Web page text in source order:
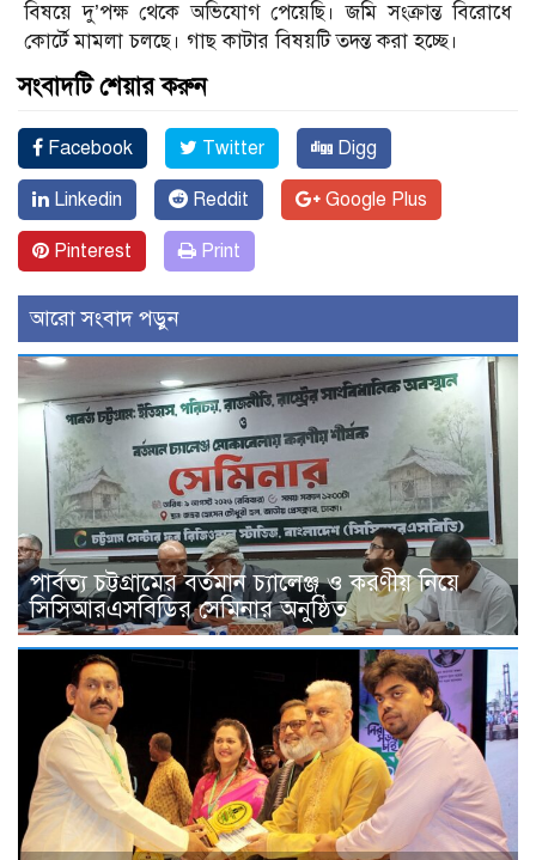
বিষয়ে দু’পক্ষ থেকে অভিযোগ পেয়েছি। জমি সংক্রান্ত বিরোধে
কোর্টে মামলা চলছে। গাছ কাটার বিষয়টি তদন্ত করা হচ্ছে।
সংবাদটি শেয়ার করুন
Facebook Twitter Digg
Linkedin Reddit Google Plus
Pinterest Print
আরো সংবাদ পড়ুন
পার্বত্য চট্টগ্রামের বর্তমান চ্যালেঞ্জ ও করণীয় নিয়ে
সিসিআরএসবিডির সেমিনার অনুষ্ঠিত